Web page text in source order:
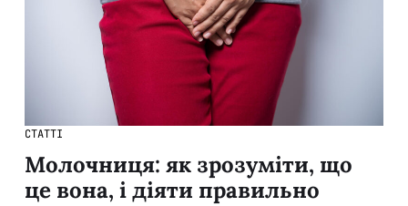
СТАТТІ
Молочниця: як зрозуміти, що
це вона, і діяти правильно